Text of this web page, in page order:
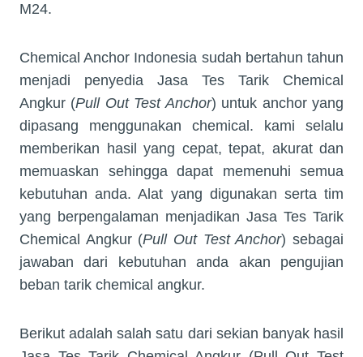
M24.
Chemical Anchor Indonesia sudah bertahun tahun
menjadi penyedia Jasa Tes Tarik Chemical
Angkur (Pull Out Test Anchor) untuk anchor yang
dipasang menggunakan chemical. kami selalu
memberikan hasil yang cepat, tepat, akurat dan
memuaskan sehingga dapat memenuhi semua
kebutuhan anda. Alat yang digunakan serta tim
yang berpengalaman menjadikan Jasa Tes Tarik
Chemical Angkur (Pull Out Test Anchor) sebagai
jawaban dari kebutuhan anda akan pengujian
beban tarik chemical angkur.
Berikut adalah salah satu dari sekian banyak hasil